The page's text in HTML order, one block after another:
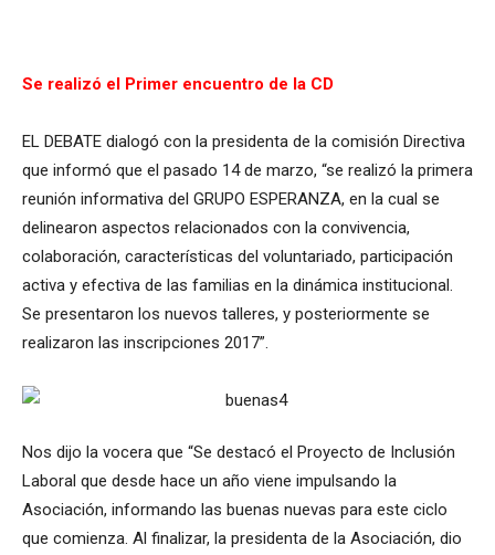
Se realizó el Primer encuentro de la CD
EL DEBATE dialogó con la presidenta de la comisión Directiva
que informó que el pasado 14 de marzo, “se realizó la primera
reunión informativa del GRUPO ESPERANZA, en la cual se
delinearon aspectos relacionados con la convivencia,
colaboración, características del voluntariado, participación
activa y efectiva de las familias en la dinámica institucional.
Se presentaron los nuevos talleres, y posteriormente se
realizaron las inscripciones 2017”.
Nos dijo la vocera que “Se destacó el Proyecto de Inclusión
Laboral que desde hace un año viene impulsando la
Asociación, informando las buenas nuevas para este ciclo
que comienza. Al finalizar, la presidenta de la Asociación, dio